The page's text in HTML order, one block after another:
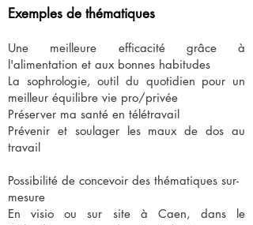
Exemples de thématiques
Une meilleure efficacité grâce à
l'alimentation et aux bonnes habitudes
La sophrologie, outil du quotidien pour un
meilleur équilibre vie pro/privée
Préserver ma santé en télétravail
Prévenir et soulager les maux de dos au
travail
Possibilité de concevoir des thématiques sur-
mesure​
En visio ou sur site à Caen, dans le